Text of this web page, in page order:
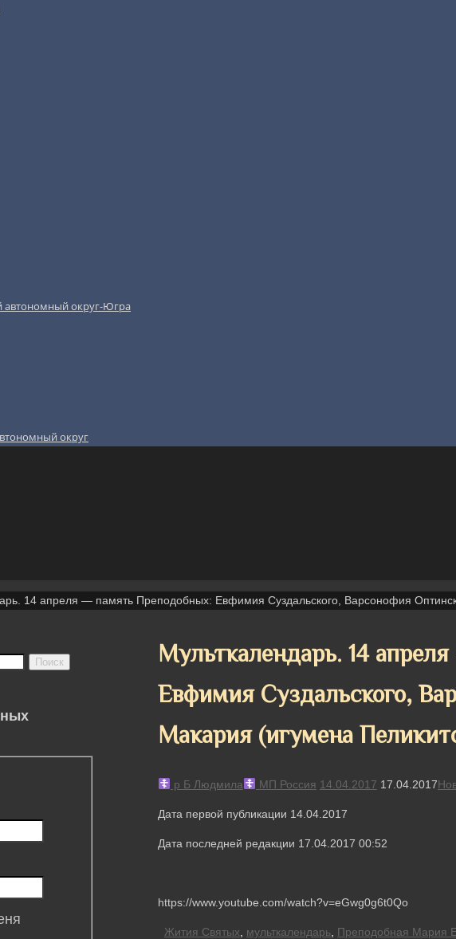
автономный округ-Югра
округ
14 апреля — память Преподобных: Евфимия Суздальского, Варсонофия
Мульткалендарь. 14
Евфимия Суздальского,
Макария (игумена
р Б Людмила МП Россия 14.04.2017 17.04.2017
Дата первой публикации 14.04.2017
Дата последней редакции 17.04.2017 00:52
https://www.youtube.com/watch?v=eGwg0g6t0Qo
Жития Святых мульткалендарь Преподобная Мария
Поиск